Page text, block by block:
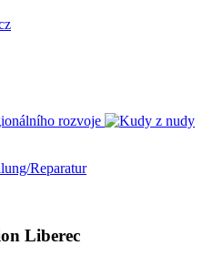
Reparatur
Liberec